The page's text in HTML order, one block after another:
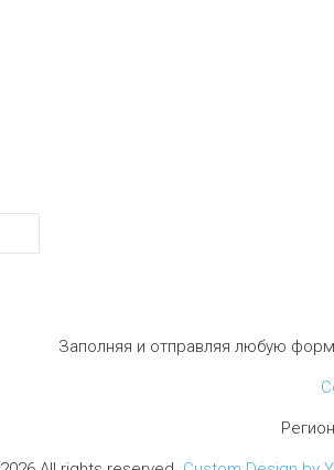
Заполняя и отправляя любую